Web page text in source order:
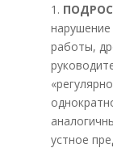
1.
работы,
устное